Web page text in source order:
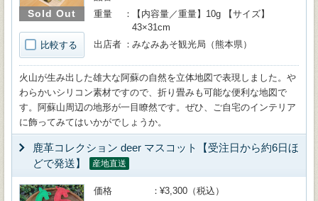
Sold Out
比較する
重量
【内容量／重量】10g 【サイズ】
43×31cm
出店者
みなみあそ観光局（熊本県）
火山が生み出した雄大な阿蘇の自然を立体地図で表現しました。や
わらかいシリコン素材ですので、折り畳みも可能な便利な地図で
す。阿蘇山周辺の地形が一目瞭然です。ぜひ、ご自宅のインテリア
に飾ってみてはいかがでしょうか。
鹿革コレクション deer マスコット【受注日から約6日ほ
どで発送】
産地直送
価格
¥3,300（税込）